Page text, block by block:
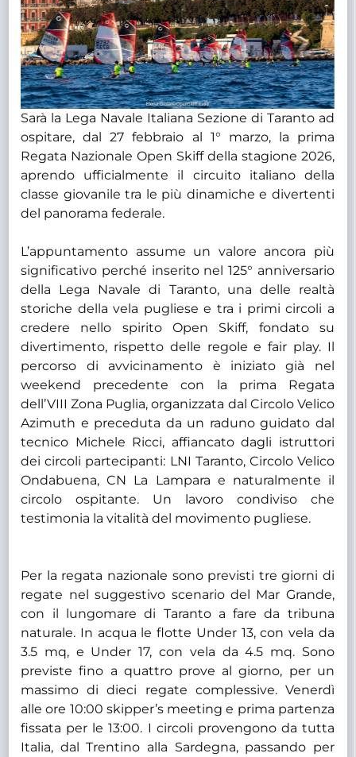
Sarà la Lega Navale Italiana Sezione di Taranto ad
ospitare, dal 27 febbraio al 1° marzo, la prima
Regata Nazionale Open Skiff della stagione 2026,
aprendo ufficialmente il circuito italiano della
classe giovanile tra le più dinamiche e divertenti
del panorama federale.
L’appuntamento assume un valore ancora più
significativo perché inserito nel 125° anniversario
della Lega Navale di Taranto, una delle realtà
storiche della vela pugliese e tra i primi circoli a
credere nello spirito Open Skiff, fondato su
divertimento, rispetto delle regole e fair play. Il
percorso di avvicinamento è iniziato già nel
weekend precedente con la prima Regata
dell’VIII Zona Puglia, organizzata dal Circolo Velico
Azimuth e preceduta da un raduno guidato dal
tecnico Michele Ricci, affiancato dagli istruttori
dei circoli partecipanti: LNI Taranto, Circolo Velico
Ondabuena, CN La Lampara e naturalmente il
circolo ospitante. Un lavoro condiviso che
testimonia la vitalità del movimento pugliese.
Per la regata nazionale sono previsti tre giorni di
regate nel suggestivo scenario del Mar Grande,
con il lungomare di Taranto a fare da tribuna
naturale. In acqua le flotte Under 13, con vela da
3.5 mq, e Under 17, con vela da 4.5 mq. Sono
previste fino a quattro prove al giorno, per un
massimo di dieci regate complessive. Venerdì
alle ore 10:00 skipper’s meeting e prima partenza
fissata per le 13:00. I circoli provengono da tutta
Italia, dal Trentino alla Sardegna, passando per